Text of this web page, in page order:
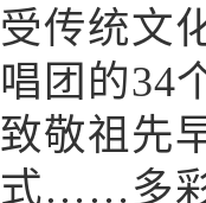
受传统文
唱团的34
致敬祖先
式……多彩